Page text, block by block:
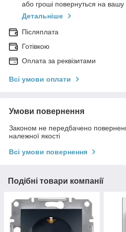
або гроші повернуться на вашу
Детальніше
Післяплата
Готівкою
Оплата за реквізитами
Всі умови оплати
Умови повернення
Законом не передбачено
належної якості
Всі умови повернення
Подібні товари компанії